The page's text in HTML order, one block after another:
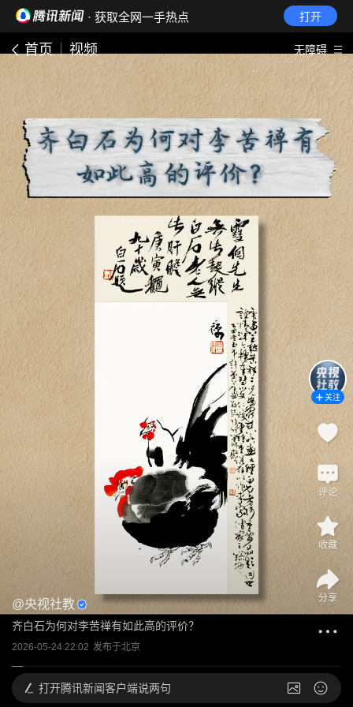
· 获取全网一手热点 打开
首页 视频 无障碍
@央视社教
齐白石为何对李苦禅有如此高的评价？
2026-05-24 22:02 发布于北京
关注
评论
收藏
分享
打开腾讯新闻客户端说两句